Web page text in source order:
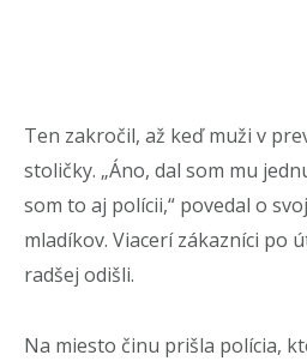
Ten zakročil, až keď muži v
stoličky. „Áno, dal som mu
som to aj polícii,“ povedal o
mladíkov. Viacerí zákazníci po
radšej odišli.
Na miesto činu prišla polícia,